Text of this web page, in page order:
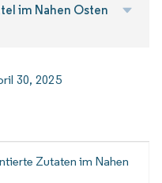
im Nahen Osten
30, 2025
Zutaten im Nahen